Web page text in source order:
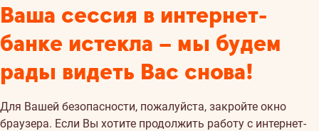
Ваша сессия в интернет-
банке истекла – мы будем
рады видеть Вас снова!
Для Вашей безопасности, пожалуйста, закройте окно
браузера. Если Вы хотите продолжить работу с интернет-